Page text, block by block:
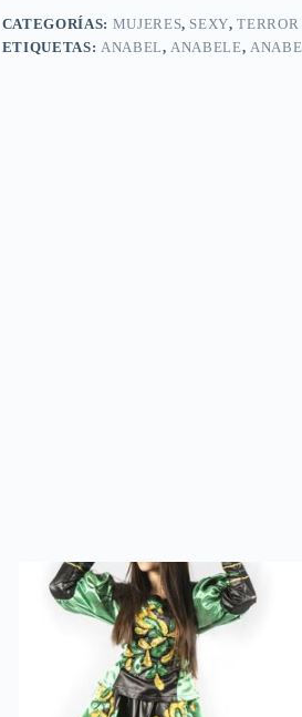
CATEGORÍAS: MUJERES, SEXY,TERROR
ETIQUETAS: ANABEL,ANABELE,